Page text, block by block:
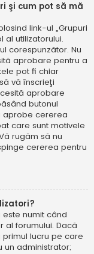
şi cum pot să mă
link-ul „Grupuri
al utilizatorului.
corespunzător. Nu
aprobare pentru a
pot fi chiar
vă înscrieţi
aprobare
butonul
aprobe cererea
care sunt motivele
rugăm să nu
cererea pentru
numit când
al forumului. Dacă
lucru pe care
administrator;